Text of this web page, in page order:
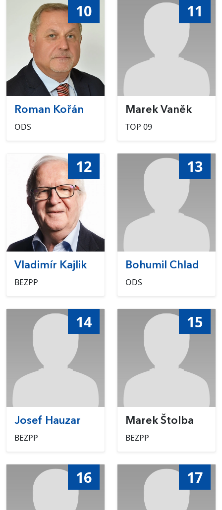
10
Roman Kořán
ODS
11
Marek Vaněk
TOP 09
12
Vladimír Kajlik
BEZPP
13
Bohumil Chlad
ODS
14
Josef Hauzar
BEZPP
15
Marek Štolba
BEZPP
16 17